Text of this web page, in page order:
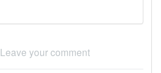
Leave your comment